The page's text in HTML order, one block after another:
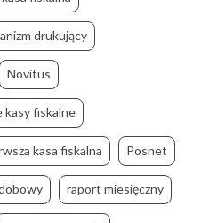
drukujący
Novitus
kasy fiskalne
kasa fiskalna Posnet
raport miesięczny